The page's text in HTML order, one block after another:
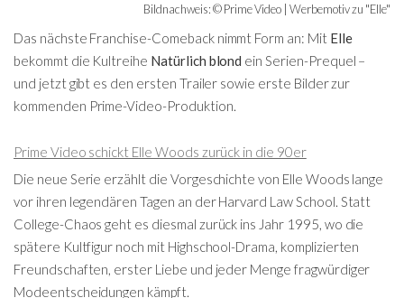
Bildnachweis: © Prime Video | Werbemotiv zu "Elle"
Das nächste Franchise-Comeback nimmt Form an: Mit Elle
bekommt die Kultreihe Natürlich blond ein Serien-Prequel –
und jetzt gibt es den ersten Trailer sowie erste Bilder zur
kommenden Prime-Video-Produktion.
Prime Video schickt Elle Woods zurück in die 90er
Die neue Serie erzählt die Vorgeschichte von Elle Woods lange
vor ihren legendären Tagen an der Harvard Law School. Statt
College-Chaos geht es diesmal zurück ins Jahr 1995, wo die
spätere Kultfigur noch mit Highschool-Drama, komplizierten
Freundschaften, erster Liebe und jeder Menge fragwürdiger
Modeentscheidungen kämpft.